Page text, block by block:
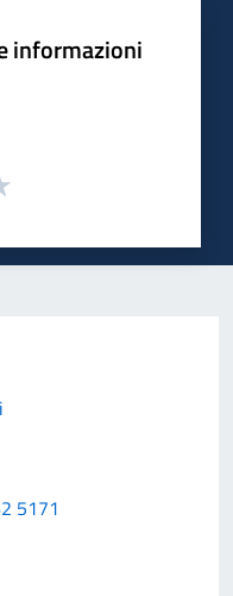
informazioni
5171